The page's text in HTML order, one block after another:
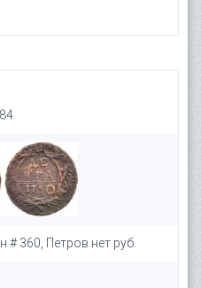
# 360, Петров нет руб.